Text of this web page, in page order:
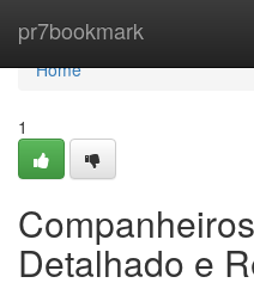
pr7bookmark
Home
Home
1
Detalhado e